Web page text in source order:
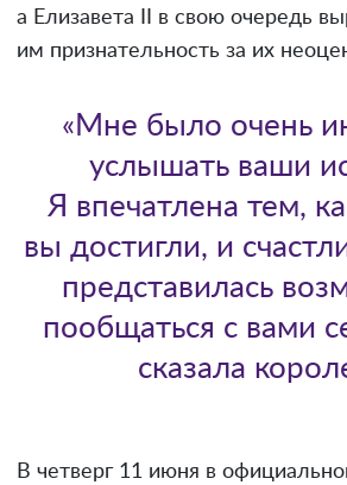
а Елизавета II в свою очередь
им признательность за их
«Мне было очень
услышать ваши
Я впечатлена тем,
вы достигли, и
представилась
пообщаться с вами
сказала
В четверг 11 июня в